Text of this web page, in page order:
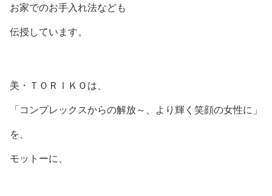
お家でのお手入れ法なども
伝授しています。
美・ＴＯＲＩＫＯは、
「コンプレックスからの解放～、より輝く笑顔の女性に」
を、
モットーに、